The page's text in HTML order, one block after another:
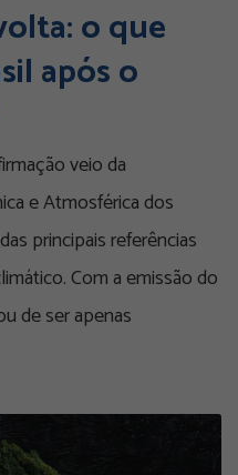
o que
após o
veio da
e Atmosférica dos
principais referências
Com a emissão do
de ser apenas